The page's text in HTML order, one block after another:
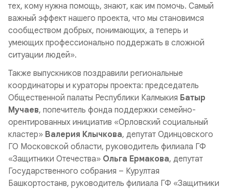
тех, кому нужна помощь, знают, как им помочь. Самый
важный эффект нашего проекта, что мы становимся
сообществом добрых, понимающих, а теперь и
умеющих профессионально поддержать в сложной
ситуации людей».
Также выпускников поздравили региональные
координаторы и кураторы проекта: председатель
Общественной палаты Республики Калмыкия Батыр
Мучаев, попечитель фонда поддержки семейно-
орентированных инициатив «Орловский социальный
кластер» Валерия Клычкова, депутат Одинцовского
ГО Московской области, руководитель филиала ГФ
«Защитники Отечества» Ольга Ермакова, депутат
Государственного собрания – Курултая
Башкортостанв, руководитель филиала ГФ «Защитники